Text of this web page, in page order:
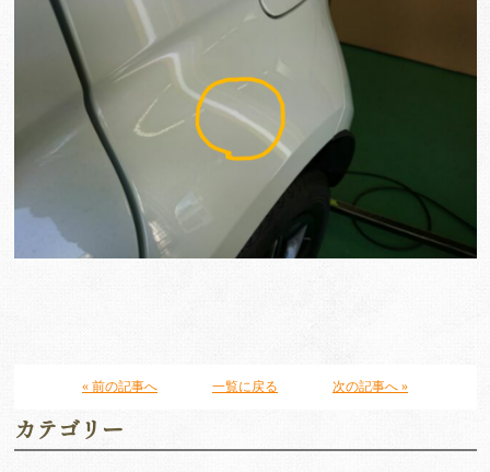
« 前の記事へ 一覧に戻る 次の記事へ »
カテゴリー